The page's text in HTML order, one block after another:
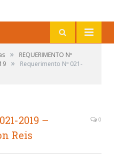
»
REQUERIMENTO Nº
»
Requerimento Nº 021-
2019 –
Reis
0